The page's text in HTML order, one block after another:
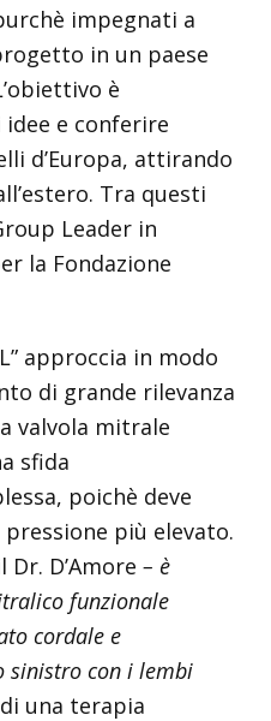
impegnati a
in un paese
è
e conferire
d’Europa, attirando
Tra questi
Leader in
la Fondazione
approccia in modo
di grande rilevanza
valvola mitrale
sfida
poichè deve
più elevato.
Dr. D’Amore – è
funzionale
cordale e
sinistro con i lembi
una terapia